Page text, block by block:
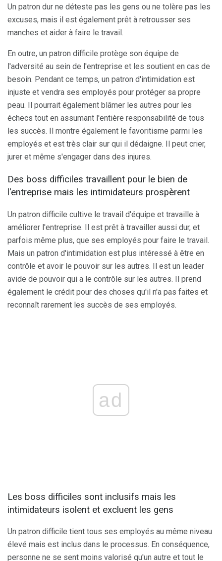
Un patron dur ne déteste pas les gens ou ne tolère pas les
excuses, mais il est également prêt à retrousser ses
manches et aider à faire le travail.
En outre, un patron difficile protège son équipe de
l'adversité au sein de l'entreprise et les soutient en cas de
besoin. Pendant ce temps, un patron d'intimidation est
injuste et vendra ses employés pour protéger sa propre
peau. Il pourrait également blâmer les autres pour les
échecs tout en assumant l'entière responsabilité de tous
les succès. Il montre également le favoritisme parmi les
employés et est très clair sur qui il dédaigne. Il peut crier,
jurer et même s'engager dans des injures.
Des boss difficiles travaillent pour le bien de
l'entreprise mais les intimidateurs prospèrent
Un patron difficile cultive le travail d'équipe et travaille à
améliorer l'entreprise. Il est prêt à travailler aussi dur, et
parfois même plus, que ses employés pour faire le travail.
Mais un patron d'intimidation est plus intéressé à être en
contrôle et avoir le pouvoir sur les autres. Il est un leader
avide de pouvoir qui a le contrôle sur les autres. Il prend
également le crédit pour des choses qu'il n'a pas faites et
reconnaît rarement les succès de ses employés.
ad
Les boss difficiles sont inclusifs mais les
intimidateurs isolent et excluent les gens
Un patron difficile tient tous ses employés au même niveau
élevé mais est inclus dans le processus. En conséquence,
personne ne se sent moins valorisé qu'un autre et tout le